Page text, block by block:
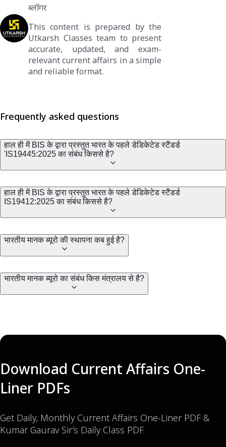
ब्लॉगर
This content is prepared by the
Utkarsh Classes team to present
accurate, updated, and exam-
relevant current affairs in a simple
and reliable format.
Frequently asked questions
हाल ही में BIS के द्वारा प्रस्तुत भारत के पहले डेडिकेटेड स्टैंडर्ड
'IS19445:2025 का संबंध किससे है?
हाल ही में BIS के द्वारा प्रस्तुत भारत के पहले डेडिकेटेड स्टैंडर्ड
IS19412:2025 का संबंध किससे है?
भारतीय मानक ब्यूरो की स्थापना कब हुई है?
भारतीय मानक ब्यूरो का संबंध किस मंत्रालय से है?
Download Current Affairs One-
Liner PDFs
Get Daily, Monthly Current Affairs One-Liner PDF &
Kumar Gaurav Sir’s Daily Class PDF